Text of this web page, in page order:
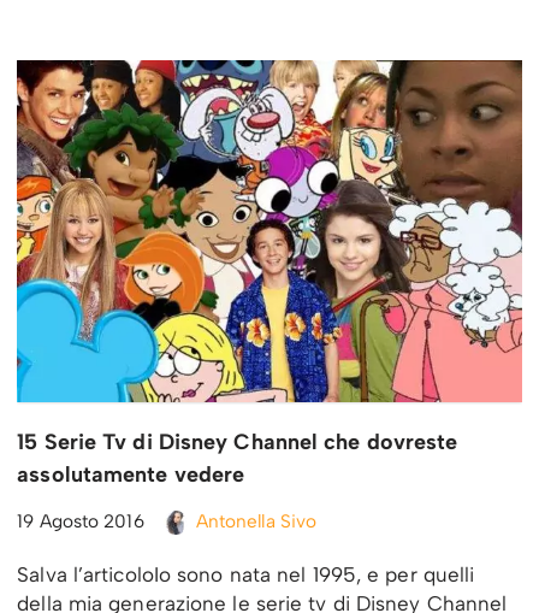
15 Serie Tv di Disney Channel che dovreste
assolutamente vedere
19 Agosto 2016 Antonella Sivo
Salva l’articoloIo sono nata nel 1995, e per quelli
della mia generazione le serie tv di Disney Channel